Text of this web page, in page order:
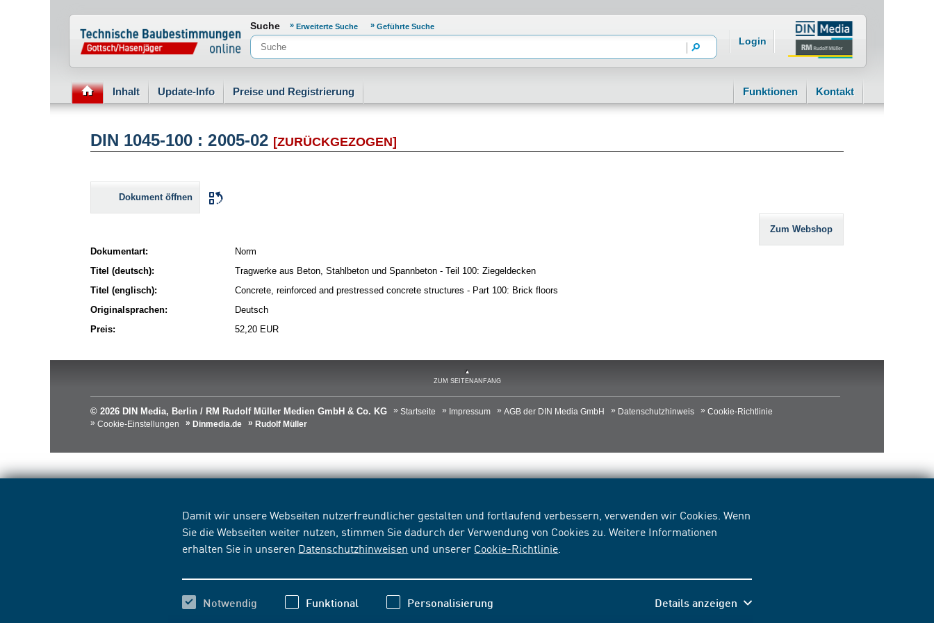
Damit wir unsere Webseiten nutzerfreundlicher gestalten und fortlaufend verbessern, verwenden wir Cookies. Wenn
Sie die Webseiten weiter nutzen, stimmen Sie dadurch der Verwendung von Cookies zu. Weitere Informationen
erhalten Sie in unseren Datenschutzhinweisen und unserer Cookie-Richtlinie
Notwendig Funktional Personalisierung Details anzeigen
Normenportal Barrierefreiheit
Suche Erweiterte Suche Geführte Suche
Login
Inhalt Update-Info Preise und Registrierung Funktionen Kontakt
DIN 1045-100 : 2005-02 [ZURÜCKGEZOGEN]
Dokument öffnen
Zum Webshop
Dokumentart:
Norm
Titel (deutsch):
Tragwerke aus Beton, Stahlbeton und Spannbeton - Teil 100: Ziegeldecken
Titel (englisch):
Concrete, reinforced and prestressed concrete structures - Part 100: Brick floors
Originalsprachen:
Deutsch
Preis:
52,20 EUR
ZUM SEITENANFANG
© 2026 DIN Media, Berlin / RM Rudolf Müller Medien GmbH & Co. KG Startseite Impressum AGB der DIN Media GmbH Datenschutzhinweis
Cookie-Richtlinie
Cookie-Einstellungen
Dinmedia.de Rudolf Müller